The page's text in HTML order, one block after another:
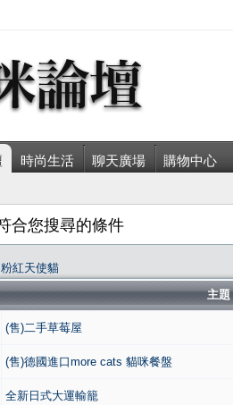
時尚生活 聊天廣場 購物中心
合您搜尋的條件
紅天使貓
主題
(售)二手草莓屋
(售)德國進口more cats 貓咪餐盤
全新日式大運輸籠